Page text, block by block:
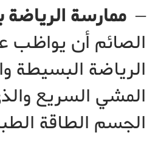
–ممارسة الرياضة
الصائم أن يواظب
الرياضة البسيطة
المشي السريع
الجسم الطاقة